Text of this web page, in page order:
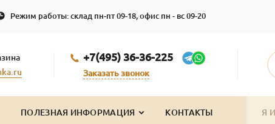
Режим работы: склад пн-пт 09-18, офис пн - вс 09-20
+7(495) 36-36-225
Заказать звонок
ПОЛЕЗНАЯ ИНФОРМАЦИЯ КОНТАКТЫ